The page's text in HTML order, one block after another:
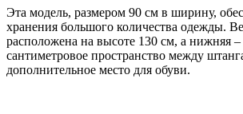
Эта модель, размером 90 см в ширину,
хранения большого количества одежды.
расположена на высоте 130 см, а нижняя
сантиметровое пространство между
дополнительное место для обуви.